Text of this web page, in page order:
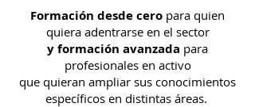
Formación desde cero para quien
quiera adentrarse en el sector
y formación avanzada para
profesionales en activo
que quieran ampliar sus conocimientos
específicos en distintas áreas.